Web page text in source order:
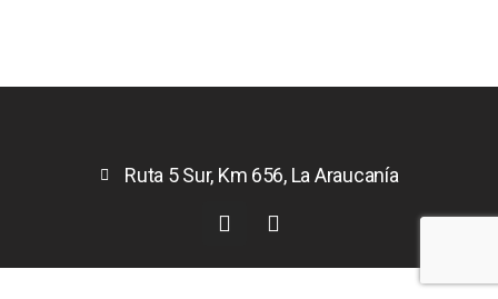
Ruta 5 Sur, Km 656, La Araucanía